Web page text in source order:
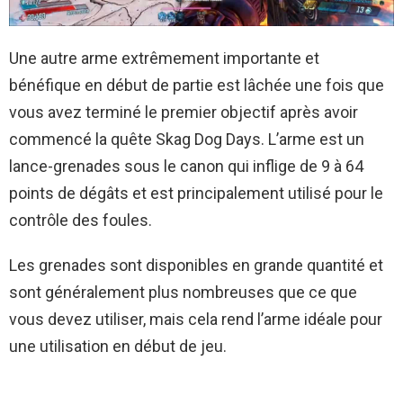
Une autre arme extrêmement importante et
bénéfique en début de partie est lâchée une fois que
vous avez terminé le premier objectif après avoir
commencé la quête Skag Dog Days. L’arme est un
lance-grenades sous le canon qui inflige de 9 à 64
points de dégâts et est principalement utilisé pour le
contrôle des foules.
Les grenades sont disponibles en grande quantité et
sont généralement plus nombreuses que ce que
vous devez utiliser, mais cela rend l’arme idéale pour
une utilisation en début de jeu.